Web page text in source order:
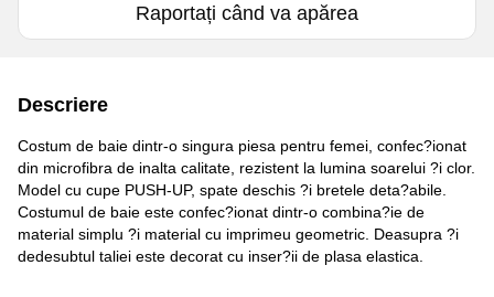
Raportați când va apărea
Descriere
Costum de baie dintr-o singura piesa pentru femei, confec?ionat
din microfibra de inalta calitate, rezistent la lumina soarelui ?i clor.
Model cu cupe PUSH-UP, spate deschis ?i bretele deta?abile.
Costumul de baie este confec?ionat dintr-o combina?ie de
material simplu ?i material cu imprimeu geometric. Deasupra ?i
dedesubtul taliei este decorat cu inser?ii de plasa elastica.